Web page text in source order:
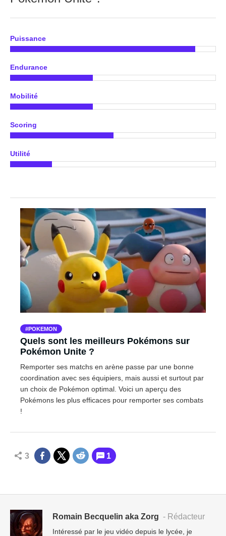
Puissance
Endurance
Mobilité
Scoring
Utilité
POKEMON
Quels sont les meilleurs Pokémons sur
Pokémon Unite ?
Remporter ses matchs en arène passe par une bonne
coordination avec ses équipiers, mais aussi et surtout par
un choix de Pokémon optimal. Voici un aperçu des
Pokémons les plus efficaces pour remporter ses combats
!
3 1
Romain Becquelin aka Zorg - Rédacteur
Intéressé par le jeu vidéo depuis le lycée, je